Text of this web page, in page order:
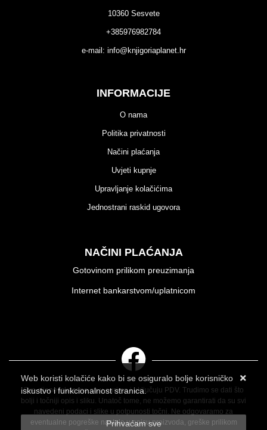
10360 Sesvete
+385976982784
e-mail: info@knjigoriaplanet.hr
INFORMACIJE
O nama
Politika privatnosti
Načini plaćanja
Uvjeti kupnje
Upravljanje kolačićima
Jednostrani raskid ugovora
NAČINI PLAĆANJA
Gotovinom prilikom preuzimanja
Internet bankarstvom/uplatnicom
Sve cijene iskazane su u eurima i uključuju PDV. Trudimo se dati što
bolji i točniji opis i sliku. Unatoč tome, ne možemo garantirati da su svi
navedeni podaci i slike u potpunosti točni. Ne odgovaramo za
eventualne pogreške nastale u opisu proizvoda, greške prilikom
Web koristi kolačiće kako bi se osiguralo bolje korisničko
iskustvo i funkcionalnost stranica.
Više informacija o kolačićima možete pročitati ovdje
Prihvaćam sve